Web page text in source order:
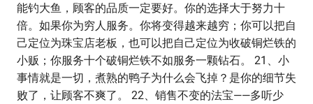
能钓大鱼，顾客的品质一定要好。你的选择大于努力十
倍。如果你为穷人服务。你将变得越来越穷；你可以把自
己定位为珠宝店老板，也可以把自己定位为收破铜烂铁的
小贩；你服务十个破铜烂铁不如服务一颗钻石。 21、小
事情就是一切，煮熟的鸭子为什么会飞掉？是你的细节失
败了，让顾客不爽了。 22、销售不变的法宝——多听少